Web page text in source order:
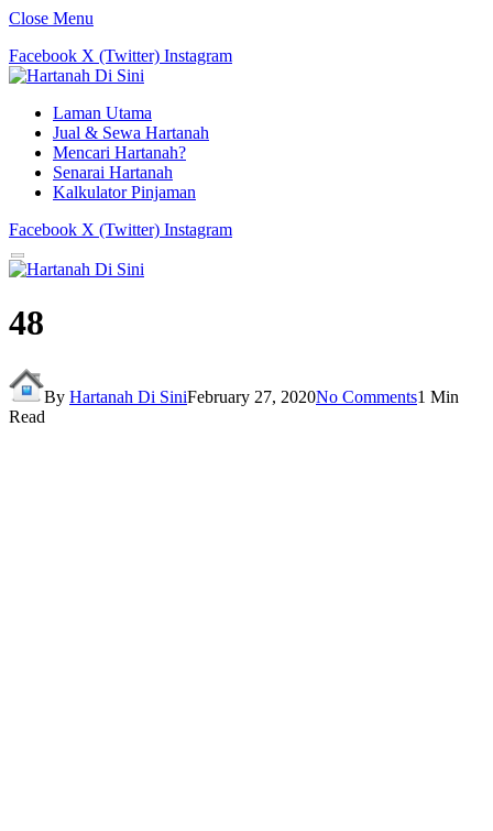
Close Menu
Facebook X (Twitter) Instagram
Laman Utama
Jual & Sewa Hartanah
Mencari Hartanah?
Senarai Hartanah
Kalkulator Pinjaman
Facebook X (Twitter) Instagram
48
By Hartanah Di SiniFebruary 27, 2020No Comments1 Min
Read